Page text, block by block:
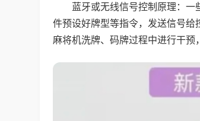
蓝牙或无线信号控制原理：
件预设好牌型等指令，发送信号
麻将机洗牌、码牌过程中进行干预